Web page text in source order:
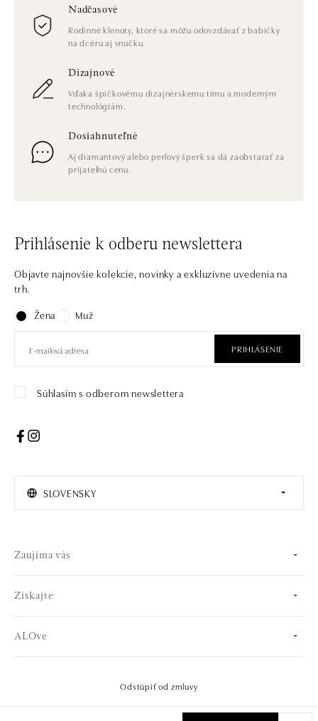
Nadčasové
Rodinné klenoty, ktoré sa môžu odovzdávať z babičky
na dcéru aj vnučku.
Dizajnové
Vďaka špičkovému dizajnérskemu tímu a moderným
technológiám.
Dosiahnuteľné
Aj diamantový alebo perlový šperk sa dá zaobstarať za
prijateľnú cenu.
Prihlásenie k odberu newslettera
Objavte najnovšie kolekcie, novinky a exkluzívne uvedenia na
trh.
Žena
Muž
PRIHLÁSENIE
Súhlasím s odberom newslettera
SLOVENSKY
Zaujíma vás
Získajte
ALOve
© 2026 OLA online s.r.o.. Všetky práva vyhradené..
Odstúpiť od zmluvy